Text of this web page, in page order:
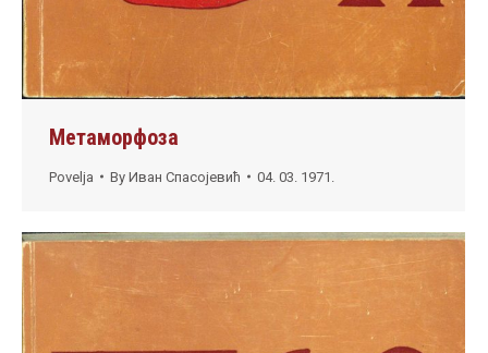
Метаморфоза
Povelja By Иван Спасојевић 04. 03. 1971.